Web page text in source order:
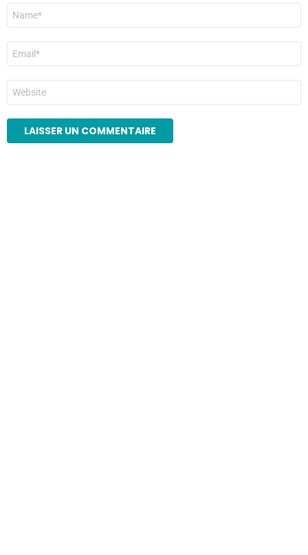
Nom
E-
mail
*
Site
web